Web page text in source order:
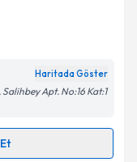
Haritada Göster
Salihbey Apt. No:16 Kat:1